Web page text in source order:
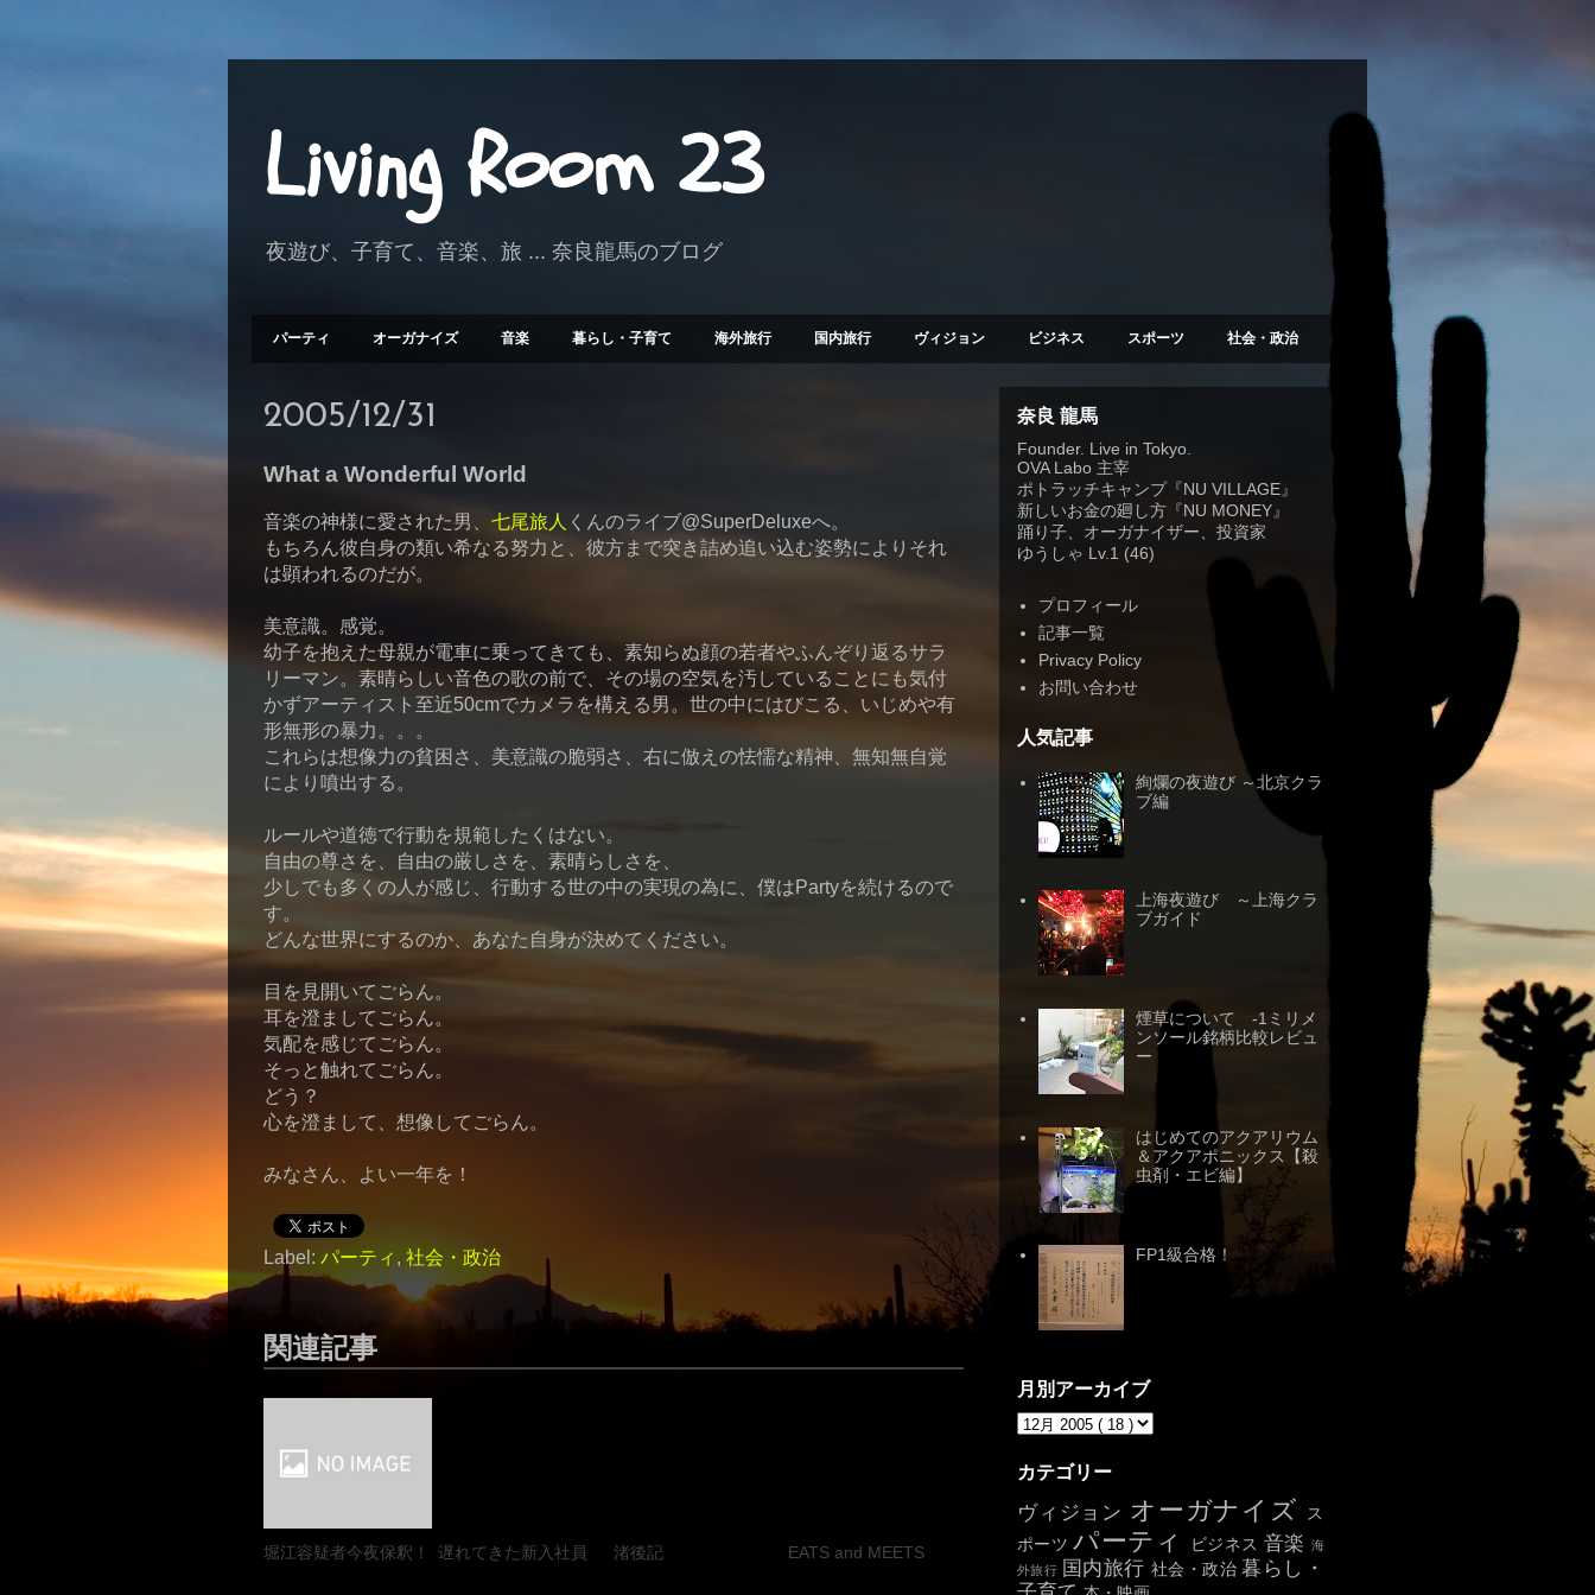
Living Room 23
夜遊び、子育て、音楽、旅 ... 奈良龍馬のブログ
パーティ オーガナイズ 音楽 暮らし・子育て 海外旅行 国内旅行 ヴィジョン ビジネス スポーツ 社会・政治
2005/12/31
What a Wonderful World
音楽の神様に愛された男、 七尾旅人 くんのライブ@SuperDeluxeへ。
もちろん彼自身の類い希なる努力と、彼方まで突き詰め追い込む姿勢によりそれ
は顕われるのだが。
美意識。感覚。
幼子を抱えた母親が電車に乗ってきても、素知らぬ顔の若者やふんぞり返るサラ
リーマン。素晴らしい音色の歌の前で、その場の空気を汚していることにも気付
かずアーティスト至近50cmでカメラを構える男。世の中にはびこる、いじめや有
形無形の暴力。。。
これらは想像力の貧困さ、美意識の脆弱さ、右に倣えの怯懦な精神、無知無自覚
により噴出する。
ルールや道徳で行動を規範したくはない。
自由の尊さを、自由の厳しさを、素晴らしさを、
少しでも多くの人が感じ、行動する世の中の実現の為に、僕はPartyを続けるので
す。
どんな世界にするのか、あなた自身が決めてください。
目を見開いてごらん。
耳を澄ましてごらん。
気配を感じてごらん。
そっと触れてごらん。
どう？
心を澄まして、想像してごらん。
みなさん、よい一年を！
Label: パーティ , 社会・政治
関連記事
堀江容疑者今夜保釈！ 遅れてきた新入社員 渚後記 EATS and MEETS
奈良 龍馬
Founder. Live in Tokyo.
OVA Labo 主宰
ポトラッチキャンプ『NU VILLAGE』
新しいお金の廻し方『NU MONEY』
踊り子、オーガナイザー、投資家
ゆうしゃ Lv.1 (46)
プロフィール
記事一覧
Privacy Policy
お問い合わせ
人気記事
絢爛の夜遊び ～北京クラ
ブ編
上海夜遊び ～上海クラ
ブガイド
煙草について -1ミリメ
ンソール銘柄比較レビュ
ー
はじめてのアクアリウム
＆アクアポニックス【殺
虫剤・エビ編】
FP1級合格！
月別アーカイブ
カテゴリー
ヴィジョン オーガナイズ
ス
ポーツパーティ ビジネス 音楽 海
外旅行 国内旅行 社会・政治暮らし・